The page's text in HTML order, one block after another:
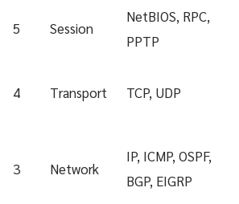
5 Session
NetBIOS, RPC,
PPTP
4 Transport TCP, UDP
3 Network
IP, ICMP, OSPF,
BGP, EIGRP